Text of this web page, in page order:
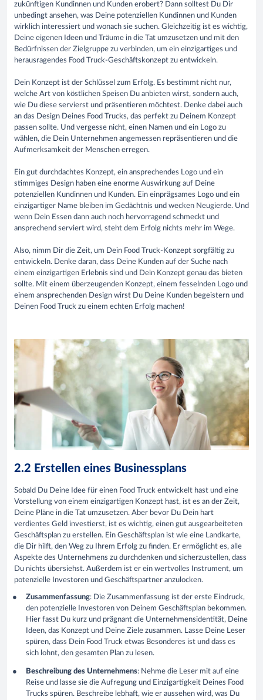
zukünftigen Kundinnen und Kunden erobert? Dann solltest Du Dir
unbedingt ansehen, was Deine potenziellen Kundinnen und Kunden
wirklich interessiert und wonach sie suchen. Gleichzeitig ist es wichtig,
Deine eigenen Ideen und Träume in die Tat umzusetzen und mit den
Bedürfnissen der Zielgruppe zu verbinden, um ein einzigartiges und
herausragendes Food Truck-Geschäftskonzept zu entwickeln.
Dein Konzept ist der Schlüssel zum Erfolg. Es bestimmt nicht nur,
welche Art von köstlichen Speisen Du anbieten wirst, sondern auch,
wie Du diese servierst und präsentieren möchtest. Denke dabei auch
an das Design Deines Food Trucks, das perfekt zu Deinem Konzept
passen sollte. Und vergesse nicht, einen Namen und ein Logo zu
wählen, die Dein Unternehmen angemessen repräsentieren und die
Aufmerksamkeit der Menschen erregen.
Ein gut durchdachtes Konzept, ein ansprechendes Logo und ein
stimmiges Design haben eine enorme Auswirkung auf Deine
potenziellen Kundinnen und Kunden. Ein einprägsames Logo und ein
einzigartiger Name bleiben im Gedächtnis und wecken Neugierde. Und
wenn Dein Essen dann auch noch hervorragend schmeckt und
ansprechend serviert wird, steht dem Erfolg nichts mehr im Wege.
Also, nimm Dir die Zeit, um Dein Food Truck-Konzept sorgfältig zu
entwickeln. Denke daran, dass Deine Kunden auf der Suche nach
einem einzigartigen Erlebnis sind und Dein Konzept genau das bieten
sollte. Mit einem überzeugenden Konzept, einem fesselnden Logo und
einem ansprechenden Design wirst Du Deine Kunden begeistern und
Deinen Food Truck zu einem echten Erfolg machen!
2.2 Erstellen eines Businessplans
Sobald Du Deine Idee für einen Food Truck entwickelt hast und eine
Vorstellung von einem einzigartigen Konzept hast, ist es an der Zeit,
Deine Pläne in die Tat umzusetzen. Aber bevor Du Dein hart
verdientes Geld investierst, ist es wichtig, einen gut ausgearbeiteten
Geschäftsplan zu erstellen. Ein Geschäftsplan ist wie eine Landkarte,
die Dir hilft, den Weg zu Ihrem Erfolg zu finden. Er ermöglicht es, alle
Aspekte des Unternehmens zu durchdenken und sicherzustellen, dass
Du nichts übersiehst. Außerdem ist er ein wertvolles Instrument, um
potenzielle Investoren und Geschäftspartner anzulocken.
Zusammenfassung: Die Zusammenfassung ist der erste Eindruck,
den potenzielle Investoren von Deinem Geschäftsplan bekommen.
Hier fasst Du kurz und prägnant die Unternehmensidentität, Deine
Ideen, das Konzept und Deine Ziele zusammen. Lasse Deine Leser
spüren, dass Dein Food Truck etwas Besonderes ist und dass es
sich lohnt, den gesamten Plan zu lesen.
Beschreibung des Unternehmens: Nehme die Leser mit auf eine
Reise und lasse sie die Aufregung und Einzigartigkeit Deines Food
Trucks spüren. Beschreibe lebhaft, wie er aussehen wird, was Du